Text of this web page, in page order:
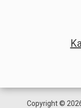
Copyright ©